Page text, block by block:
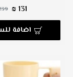
131 ₪
₪
اضافة